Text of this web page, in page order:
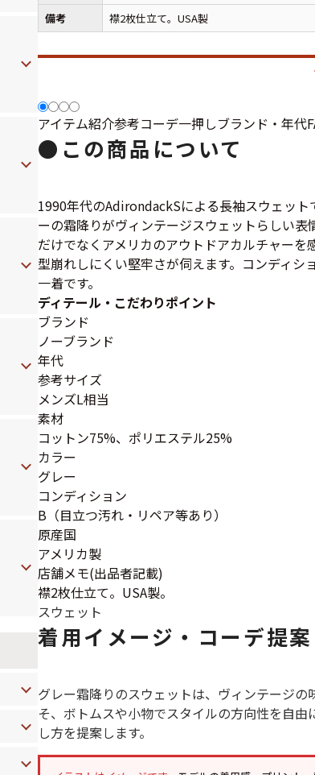
備考
襟2枚仕立て。USA製
アイテム紹介参考コーデ一押しブランド・年代
● この商品について
1990年代のAdirondackSによる長袖スウェッ
ーの霜降りがヴィンテージスウェットらしい
だけでなくアメリカのアウトドアカルチャー
型崩れしにくい堅牢さが伺えます。コンディ
一着です。
ディテール・こだわりポイント
ブランド
ノーブランド
年代
参考サイズ
メンズL相当
素材
コットン75%、ポリエステル25%
カラー
グレー
コンディション
B（目立つ汚れ・リペア等あり）
原産国
アメリカ製
店舗メモ(出品者記載)
襟2枚仕立て。USA製。
スウェット
着用イメージ・コーデ提案
グレー霜降りのスウェットは、ヴィンテージ
そ、ボトムスや小物でスタイルの方向性を自
し方を提案します。